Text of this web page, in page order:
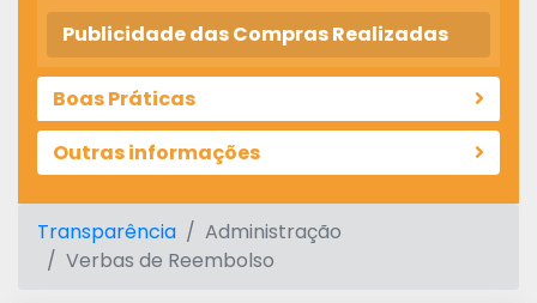
Publicidade das Compras Realizadas
Boas Práticas
Outras informações
Transparência
Administração
Verbas de Reembolso